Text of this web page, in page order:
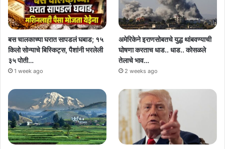
बस चालकाच्या घरात सापडलं घबाड; १५
किलो सोन्याचे बिस्किट्स, पैशांनी भरलेली
३५ पोती…
1 week ago
अमेरिकेने इराणसोबतचे युद्ध थांबवण्याची
घोषणा करताच धाड.. धाड.. कोसळले
तेलाचे भाव…
2 weeks ago